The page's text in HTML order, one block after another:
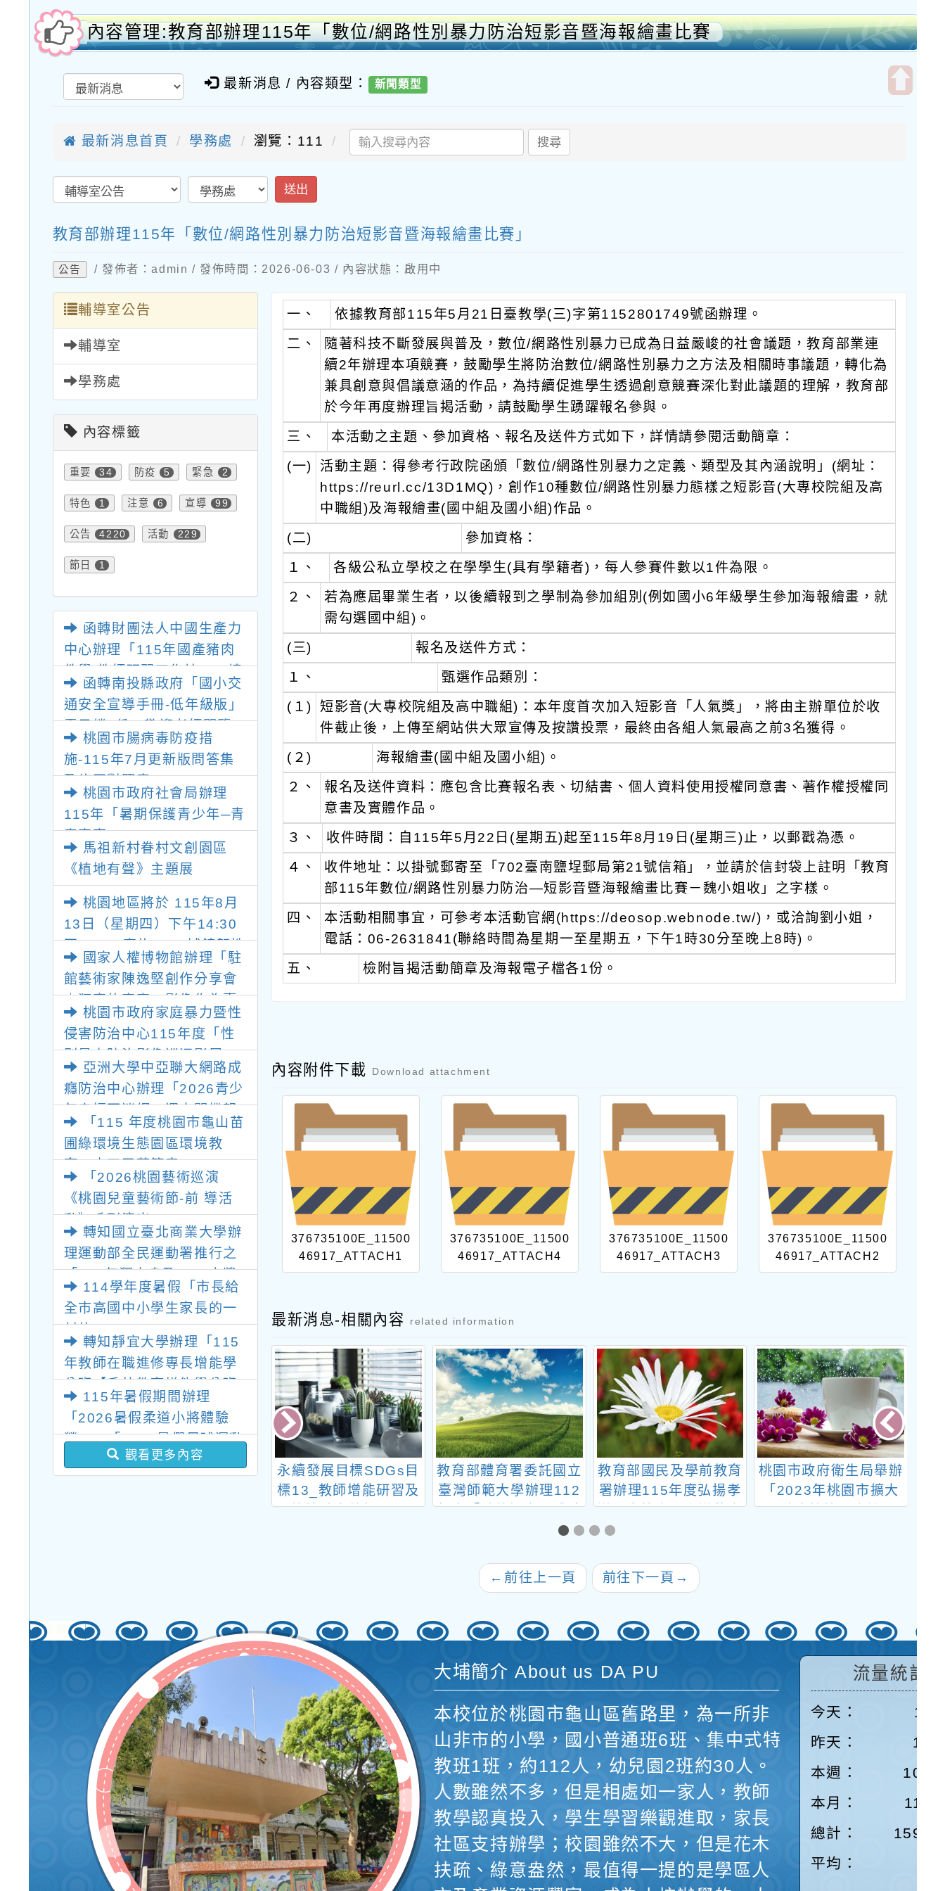
內容管理:教育部辦理115年「數位/網路性別暴力防治短影音暨海報繪畫比賽
最新消息 / 內容類型： 新聞類型
最新消息首頁 學務處 瀏覽：111 搜尋
送出
教育部辦理115年「數位/網路性別暴力防治短影音暨海報繪畫比賽」
公告 / 發佈者：admin / 發佈時間：2026-06-03 / 內容狀態：啟用中
輔導室公告
輔導室
學務處
內容標籤
重要 34 防疫 5 緊急 2
特色 1 注意 6 宣導 99
公告 4220 活動 229
節日 1
函轉財團法人中國生產力
中心辦理「115年國產豬肉
教學 教師研習工作坊」，請
轉知所屬報名參加，請查
照。
函轉南投縣政府「國小交
通安全宣導手冊-低年級版」
電子檔1份，歡迎老師閱覽。
桃園市腸病毒防疫措
施-115年7月更新版問答集
及修正對照表。
桃園市政府社會局辦理
115年「暑期保護青少年─青
春專案」
馬祖新村眷村文創園區
《植地有聲》主題展
桃園地區將於 115年8月
13日（星期四）下午14:30
至 15:00實施2026城鎮韌性
(防空)演習
國家人權博物館辦理「駐
館藝術家陳逸堅創作分享會
｜狂喜的真實－影像作為臺
灣國族心理的重演」講座報
名資訊及海報1份
桃園市政府家庭暴力暨性
侵害防治中心115年度「性
別暴力防治影像巡迴影展」
活動計畫書及海報各1份
亞洲大學中亞聯大網路成
癮防治中心辦理「2026青少
年幸福不迷網：週末關機親
子營隊」
「115 年度桃園市龜山苗
圃綠環境生態園區環境教
育」志工召募簡章
「2026桃園藝術巡演
《桃園兒童藝術節-前 導活
動》系列演出」
轉知國立臺北商業大學辦
理運動部全民運動署推行之
「115年獨木舟及SUP立槳
體驗營」及「115年划船體
驗營」
114學年度暑假「市長給
全市高國中小學生家長的一
封信」
轉知靜宜大學辦理「115
年教師在職進修專長增能學
分班【戶外教育增能學分班
課程】、【融合教育增能學
分班】、【社會情緒學習
(SEL)增能學分班】、【人
權與法治教育增能學分
115年暑假期間辦理
「2026暑假柔道小將體驗
營」、「2026暑假足球運動
營」及、「2026暑假排球小
觀看更多內容
一、
依據教育部115年5月21日臺教學(三)字第1152801749號函辦理。
二、
隨著科技不斷發展與普及，數位/網路性別暴力已成為日益嚴峻的社會議題，教育部業連
續2年辦理本項競賽，鼓勵學生將防治數位/網路性別暴力之方法及相關時事議題，轉化為
兼具創意與倡議意涵的作品，為持續促進學生透過創意競賽深化對此議題的理解，教育部
於今年再度辦理旨揭活動，請鼓勵學生踴躍報名參與。
三、
本活動之主題、參加資格、報名及送件方式如下，詳情請參閱活動簡章：
(一)
活動主題：得參考行政院函頒「數位/網路性別暴力之定義、類型及其內涵說明」(網址：
https://reurl.cc/13D1MQ)，創作10種數位/網路性別暴力態樣之短影音(大專校院組及高
中職組)及海報繪畫(國中組及國小組)作品。
(二)
參加資格：
１、
各級公私立學校之在學學生(具有學籍者)，每人參賽件數以1件為限。
２、
若為應屆畢業生者，以後續報到之學制為參加組別(例如國小6年級學生參加海報繪畫，就
需勾選國中組)。
(三)
報名及送件方式：
１、
甄選作品類別：
(１)
短影音(大專校院組及高中職組)：本年度首次加入短影音「人氣獎」，將由主辦單位於收
件截止後，上傳至網站供大眾宣傳及按讚投票，最終由各組人氣最高之前3名獲得。
(２)
海報繪畫(國中組及國小組)。
２、
報名及送件資料：應包含比賽報名表、切結書、個人資料使用授權同意書、著作權授權同
意書及實體作品。
３、
收件時間：自115年5月22日(星期五)起至115年8月19日(星期三)止，以郵戳為憑。
４、
收件地址：以掛號郵寄至「702臺南鹽埕郵局第21號信箱」，並請於信封袋上註明「教育
部115年數位/網路性別暴力防治—短影音暨海報繪畫比賽－魏小姐收」之字樣。
四、
本活動相關事宜，可參考本活動官網(https://deosop.webnode.tw/)，或洽詢劉小姐，
電話：06-2631841(聯絡時間為星期一至星期五，下午1時30分至晚上8時)。
五、
檢附旨揭活動簡章及海報電子檔各1份。
內容附件下載 Download attachment
376735100E_11500
46917_ATTACH1
376735100E_11500
46917_ATTACH4
376735100E_11500
46917_ATTACH3
376735100E_11500
46917_ATTACH2
最新消息-相關內容 related information
教課綱-人權
臺北市立天文科學教育
永續發展目標SDGs目
標13_教師增能研習及
外埠踏查教師研習
教育部體育署委託國立
臺灣師範大學辦理112
年度「戶外探索：體驗
參與、挑戰樂趣、跨域
資增能研習活動
教育部國民及學前教育
署辦理115年度弘揚孝
道漫畫比賽、孝道故事
徵文比賽、Ü好攝影徵
參與獎，共計4項比賽
（表揚）實施計畫
桃園市政府衛生局舉辦
「2023年桃園市擴大
肺癌篩檢國際論
← 前往上一頁 前往下一頁 →
大埔簡介 About us DA PU
本校位於桃園市龜山區舊路里，為一所非
山非市的小學，國小普通班6班、集中式特
教班1班，約112人，幼兒園2班約30人。
人數雖然不多，但是相處如一家人，教師
教學認真投入，學生學習樂觀進取，家長
社區支持辦學；校園雖然不大，但是花木
扶疏、綠意盎然，最值得一提的是學區人
流量統計
今天：
昨天：
本週：
本月：
總計：
平均：